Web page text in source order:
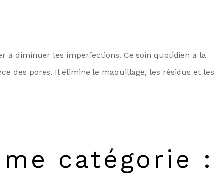
à diminuer les imperfections. Ce soin quotidien à la
des pores. Il élimine le maquillage, les résidus et les
catégorie :